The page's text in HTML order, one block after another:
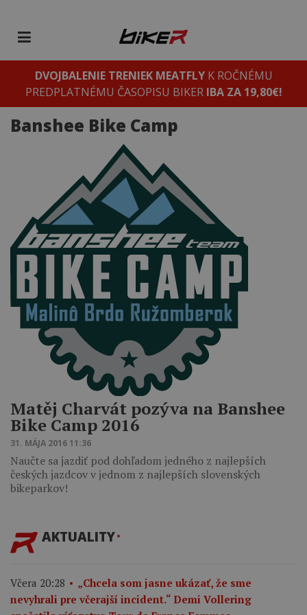
DVOJBALENIE TRENIEK MEATFLYK ROČNÉMU
PREDPLATNÉMU ČASOPISU BIKER IBA ZA 19,80€!
Banshee Bike Camp
Matěj Charvát pozýva na Banshee
Bike Camp 2016
31. MÁJA 2016 11:36
Naučte sa jazdiť pod dohľadom jedného z najlepších
českých jazdcov v jednom z najlepších slovenských
bikeparkov!
AKTUALITY
Včera 20:28
„Chcela som jasne ukázať, že sme
nevyhrali pre včerajší incident.“ Demi Vollering